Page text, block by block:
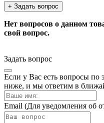
+ Задать вопрос
Нет вопросов о данном
свой вопрос.
Задать вопрос
Если у Вас есть вопросы по
ниже, и мы ответим в
Email (Для уведомления об